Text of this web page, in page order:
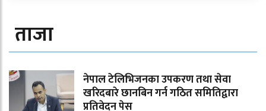
ताजा
नेपाल टेलिभिजनका उपकरण तथा सेवा
खरिदबारे छानबिन गर्न गठित समितिद्वारा
प्रतिवेदन पेस